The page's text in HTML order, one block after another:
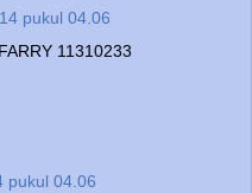
pukul 04.06
11310233
pukul 04.06